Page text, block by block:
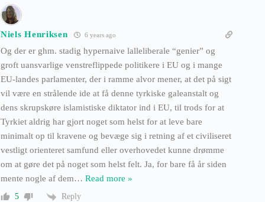
Niels Henriksen 6 years ago
Og der er ghm. stadig hypernaive lalleliberale “genier” og
groft uansvarlige venstreflippede politikere i EU og i mange
EU-landes parlamenter, der i ramme alvor mener, at det på sigt
vil være en strålende ide at få denne tyrkiske galeanstalt og
dens skrupskøre islamistiske diktator ind i EU, til trods for at
Tyrkiet aldrig har gjort noget som helst for at leve bare
minimalt op til kravene og bevæge sig i retning af et civiliseret
vestligt orienteret samfund eller overhovedet kunne drømme
om at gøre det på noget som helst felt. Ja, for bare få år siden
mente nogle af dem… Read more »
5 Reply